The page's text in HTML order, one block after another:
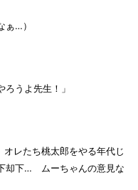
ぁ…）
ろうよ先生！」
レたち桃太郎をやる年代じ
却下… ムーちゃんの意見な